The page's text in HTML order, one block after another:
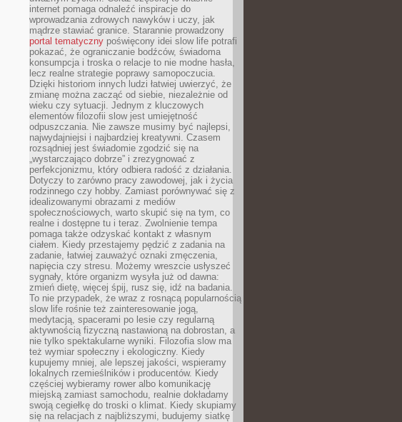
internet pomaga odnaleźć inspiracje do
wprowadzania zdrowych nawyków i uczy, jak
mądrze stawiać granice. Starannie prowadzony
portal tematyczny poświęcony idei slow life potrafi
pokazać, że ograniczanie bodźców, świadoma
konsumpcja i troska o relacje to nie modne hasła,
lecz realne strategie poprawy samopoczucia.
Dzięki historiom innych ludzi łatwiej uwierzyć, że
zmianę można zacząć od siebie, niezależnie od
wieku czy sytuacji. Jednym z kluczowych
elementów filozofii slow jest umiejętność
odpuszczania. Nie zawsze musimy być najlepsi,
najwydajniejsi i najbardziej kreatywni. Czasem
rozsądniej jest świadomie zgodzić się na
„wystarczająco dobrze” i zrezygnować z
perfekcjonizmu, który odbiera radość z działania.
Dotyczy to zarówno pracy zawodowej, jak i życia
rodzinnego czy hobby. Zamiast porównywać się z
idealizowanymi obrazami z mediów
społecznościowych, warto skupić się na tym, co
realne i dostępne tu i teraz. Zwolnienie tempa
pomaga także odzyskać kontakt z własnym
ciałem. Kiedy przestajemy pędzić z zadania na
zadanie, łatwiej zauważyć oznaki zmęczenia,
napięcia czy stresu. Możemy wreszcie usłyszeć
sygnały, które organizm wysyła już od dawna:
zmień dietę, więcej śpij, rusz się, idź na badania.
To nie przypadek, że wraz z rosnącą popularnością
slow life rośnie też zainteresowanie jogą,
medytacją, spacerami po lesie czy regularną
aktywnością fizyczną nastawioną na dobrostan, a
nie tylko spektakularne wyniki. Filozofia slow ma
też wymiar społeczny i ekologiczny. Kiedy
kupujemy mniej, ale lepszej jakości, wspieramy
lokalnych rzemieślników i producentów. Kiedy
częściej wybieramy rower albo komunikację
miejską zamiast samochodu, realnie dokładamy
swoją cegiełkę do troski o klimat. Kiedy skupiamy
się na relacjach z najbliższymi, budujemy siatkę